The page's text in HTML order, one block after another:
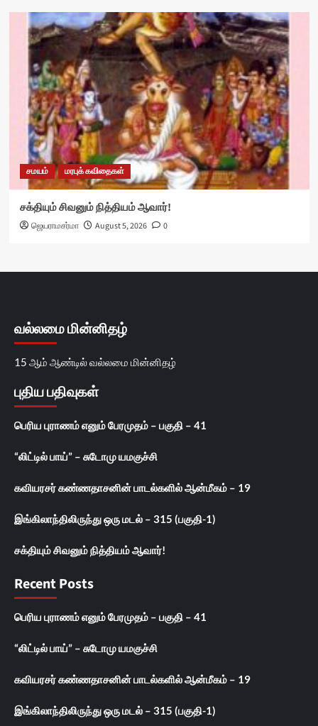
சமயம் மரபுக் கவிதைகள்
சக்தியும் சிவனும் நித்தியம் ஆவார்!
ஜெயராமசர்மா August 5, 2026 0
வல்லமை மின்னிதழ்
15 ஆம் ஆண்டில் வல்லமை மின்னிதழ்
புதிய பதிவுகள்
பெரிய புராணம் எனும் பேரமுதம் – பகுதி – 41
“லிட்டில் பாய்” – சுடோமு யமகுச்சி
கவியரசர் கண்ணதாசனின் பாடல்களில் ஆன்மீகம் – 19
இங்கிலாந்திலிருந்து ஒரு மடல் – 315 (பகுதி-1)
சக்தியும் சிவனும் நித்தியம் ஆவார்!
Recent Posts
பெரிய புராணம் எனும் பேரமுதம் – பகுதி – 41
“லிட்டில் பாய்” – சுடோமு யமகுச்சி
கவியரசர் கண்ணதாசனின் பாடல்களில் ஆன்மீகம் – 19
இங்கிலாந்திலிருந்து ஒரு மடல் – 315 (பகுதி-1)